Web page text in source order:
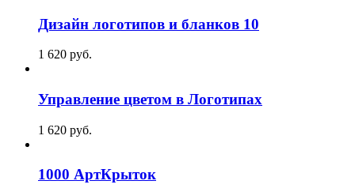
Дизайн логотипов и бланков 10
1 620 pуб.
Управление цветом в Логотипах
1 620 pуб.
1000 АртКрыток